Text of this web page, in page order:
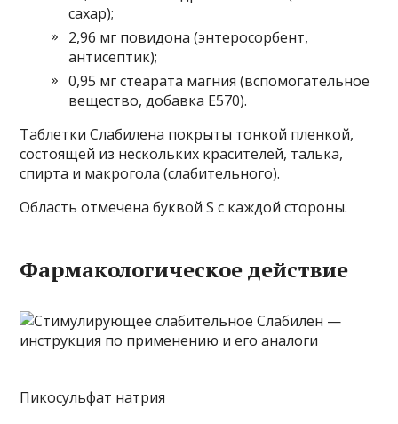
сахар);
2,96 мг повидона (энтеросорбент,
антисептик);
0,95 мг стеарата магния (вспомогательное
вещество, добавка E570).
Таблетки Слабилена покрыты тонкой пленкой,
состоящей из нескольких красителей, талька,
спирта и макрогола (слабительного).
Область отмечена буквой S с каждой стороны.
Фармакологическое действие
Пикосульфат натрия